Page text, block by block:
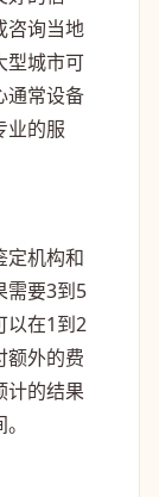
咨询当地
型城市可
通常设备
业的服
定机构和
需要3到5
以在1到2
额外的费
计的结果